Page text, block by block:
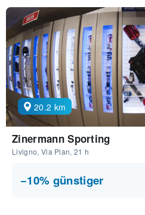
20.2 km
Zinermann Sporting
Livigno, Via Plan, 21 h
−10% günstiger